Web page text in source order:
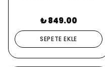
₺ 849.00
SEPETE EKLE